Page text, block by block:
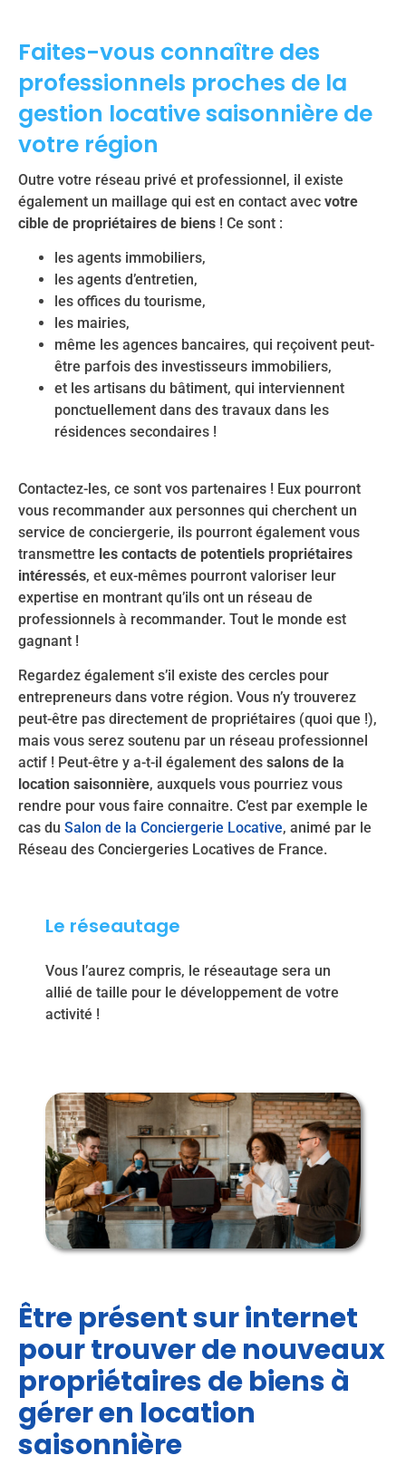
Faites-vous connaître des
professionnels proches de la
gestion locative saisonnière de
votre région
Outre votre réseau privé et professionnel, il existe
également un maillage qui est en contact avec votre
cible de propriétaires de biens ! Ce sont :
les agents immobiliers,
les agents d’entretien,
les offices du tourisme,
les mairies,
même les agences bancaires, qui reçoivent peut-
être parfois des investisseurs immobiliers,
et les artisans du bâtiment, qui interviennent
ponctuellement dans des travaux dans les
résidences secondaires !
Contactez-les, ce sont vos partenaires ! Eux pourront
vous recommander aux personnes qui cherchent un
service de conciergerie, ils pourront également vous
transmettre les contacts de potentiels propriétaires
intéressés, et eux-mêmes pourront valoriser leur
expertise en montrant qu’ils ont un réseau de
professionnels à recommander. Tout le monde est
gagnant !
Regardez également s’il existe des cercles pour
entrepreneurs dans votre région. Vous n’y trouverez
peut-être pas directement de propriétaires (quoi que !),
mais vous serez soutenu par un réseau professionnel
actif ! Peut-être y a-t-il également des salons de la
location saisonnière, auxquels vous pourriez vous
rendre pour vous faire connaitre. C’est par exemple le
cas du Salon de la Conciergerie Locative, animé par le
Réseau des Conciergeries Locatives de France.
Le réseautage
Vous l’aurez compris, le réseautage sera un
allié de taille pour le développement de votre
activité !
Être présent sur internet
pour trouver de nouveaux
propriétaires de biens à
gérer en location
saisonnière